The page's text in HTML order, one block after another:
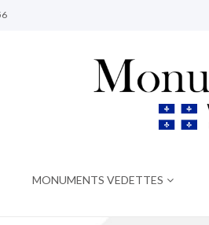
MONUMENTS VEDETTES